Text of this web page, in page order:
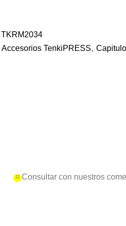
TKRM2034
Accesorios TenkiPRESS,
= Consultar con nuestros